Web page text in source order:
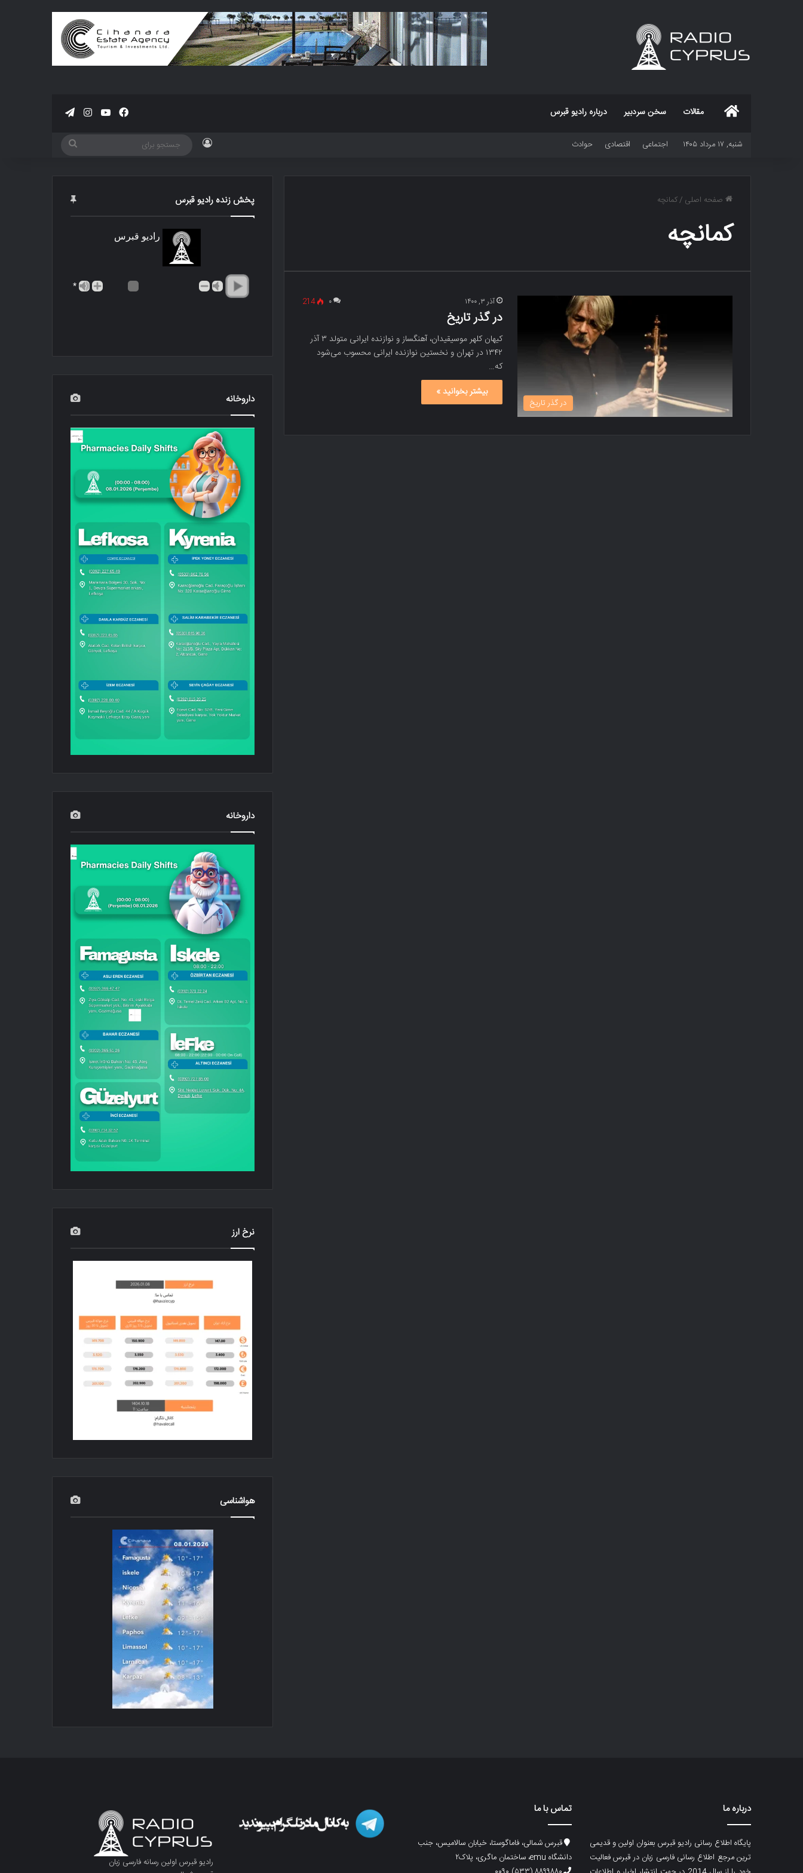
مقالات سخن سردبیر درباره رادیو قبرس فیسبوکیوتیوباینستاگرام
شنبه, ۱۷ مرداد ۱۴۰۵ اجتماعی اقتصادی حوادث
صفحه اصلی /کمانچه
کمانچه
در گذر تاریخ
آذر ۳, ۱۴۰۰ ۰ 214
در گذر تاریخ
کیهان کلهر موسیقیدان، آهنگساز و نوازنده ایرانی متولد ۳ آذر
۱۳۴۲ در تهران و نخستین نوازنده ایرانی محسوب می‌شود
که…
بیشتر بخوانید »
پخش زنده رادیو قبرس
رادیو قبرس
*
داروخانه
داروخانه
نرخ ارز
هواشناسی
درباره ما
پایگاه اطلاع رسانی رادیو قبرس بعنوان اولین و قدیمی
ترین مرجع اطلاع رسانی فارسی زبان در قبرس فعالیت
تماس با ما
قبرس شمالی، فاماگوستا، خیابان سالامیس، جنب
دانشگاه emu، ساختمان ماگری، پلاک۲
رادیو قبرس اولین رسانه فارسی زبان